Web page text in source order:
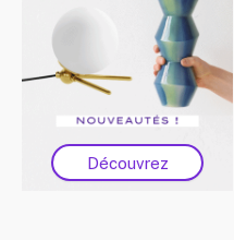
Découvrez